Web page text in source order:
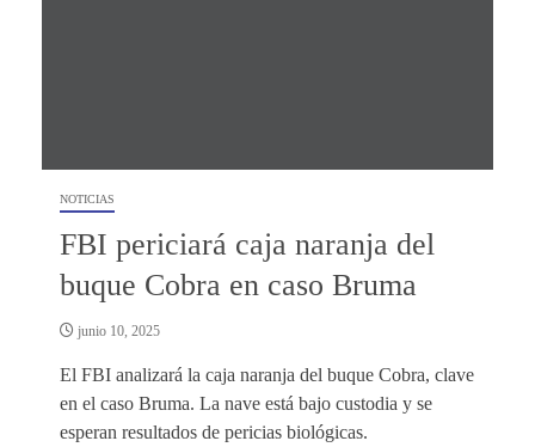
NOTICIAS
FBI periciará caja naranja del
buque Cobra en caso Bruma
junio 10, 2025
El FBI analizará la caja naranja del buque Cobra, clave
en el caso Bruma. La nave está bajo custodia y se
esperan resultados de pericias biológicas.